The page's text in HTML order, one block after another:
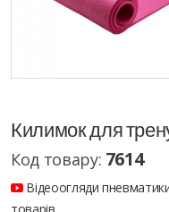
Килимок для
Код товару: 7614
Відеоогляди
товарів